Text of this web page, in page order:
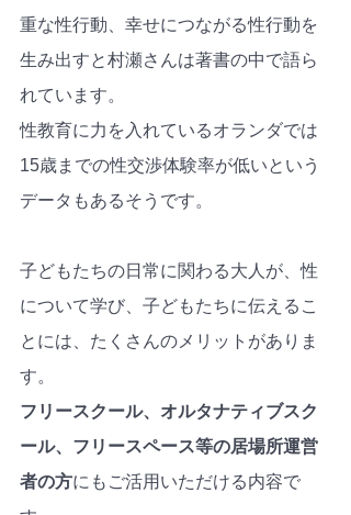
重な性行動、幸せにつながる性行動を
生み出すと村瀬さんは著書の中で語ら
れています。
性教育に力を入れているオランダでは
15歳までの性交渉体験率が低いという
データもあるそうです。
子どもたちの日常に関わる大人が、性
について学び、子どもたちに伝えるこ
とには、たくさんのメリットがありま
す。
フリースクール、オルタナティブスク
ール、フリースペース等の居場所運営
者の方にもご活用いただける内容で